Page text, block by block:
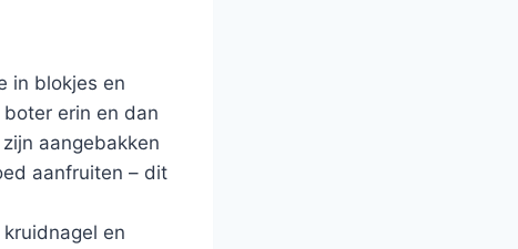
in blokjes en
erin en dan
aangebakken
aanfruiten – dit
en